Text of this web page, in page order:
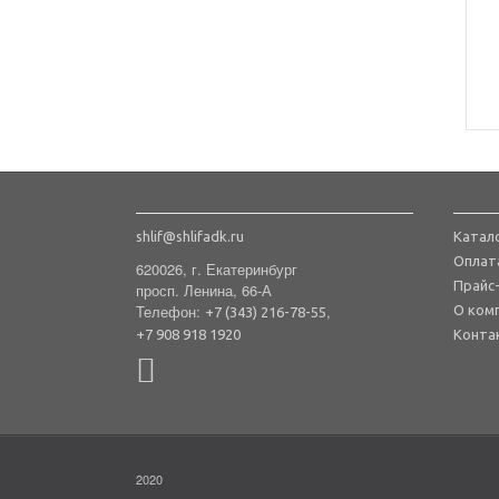
shlif@shlifadk.ru
620026, г. Екатеринбург
просп. Ленина, 66-А
Телефон: +7 (343) 216-78-55,
+7 908 918 1920
О
2020